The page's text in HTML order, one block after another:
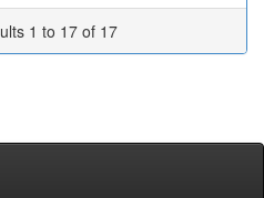
1 to 17 of 17